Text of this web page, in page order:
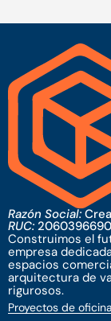
Razón Social:
RUC:
Construimos el
empresa
espacios
arquitectura de
rigurosos.
Proyectos de oficina